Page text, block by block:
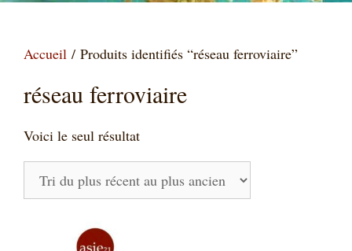
Accueil / Produits identifiés “réseau ferroviaire”
réseau ferroviaire
Voici le seul résultat